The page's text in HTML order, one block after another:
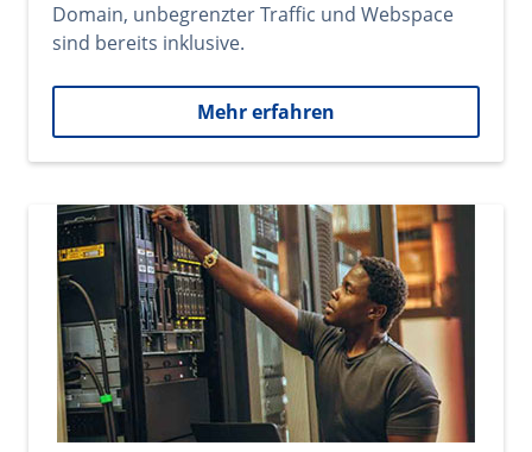
Domain, unbegrenzter Traffic und Webspace
sind bereits inklusive.
Mehr erfahren